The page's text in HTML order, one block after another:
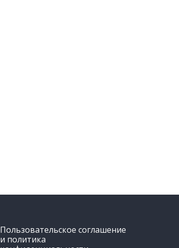
Пользовательское соглашение
и политика